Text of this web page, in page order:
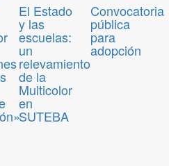
El Estado
y las
escuelas:
un
relevamiento
de la
Multicolor
en
SUTEBA
Convocatoria
pública
para
adopción